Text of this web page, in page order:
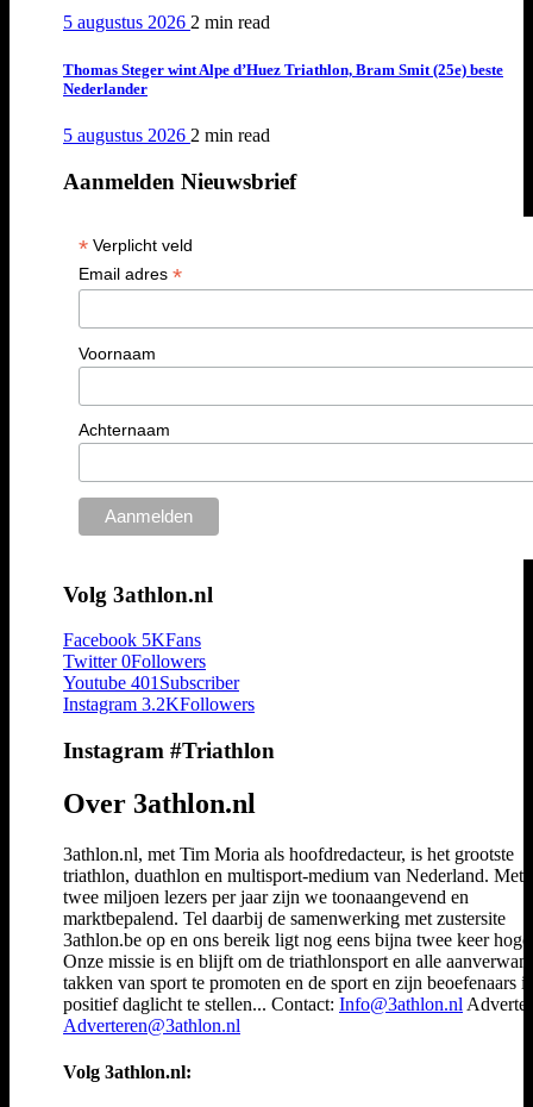
5 augustus 2026 2 min read
Thomas Steger wint Alpe d’Huez Triathlon, Bram Smit (25e) beste
Nederlander
5 augustus 2026 2 min read
Aanmelden Nieuwsbrief
*Verplicht veld
Email adres *
Voornaam
Achternaam
Volg 3athlon.nl
Facebook 5KFans
Twitter 0Followers
Youtube 401 Subscriber
Instagram 3.2KFollowers
Instagram #Triathlon
Over 3athlon.nl
3athlon.nl, met Tim Moria als hoofdredacteur, is het grootste
triathlon, duathlon en multisport-medium van Nederland. Met
twee miljoen lezers per jaar zijn we toonaangevend en
marktbepalend. Tel daarbij de samenwerking met zustersite
3athlon.be op en ons bereik ligt nog eens bijna twee keer
Onze missie is en blijft om de triathlonsport en alle
takken van sport te promoten en de sport en zijn beoefenaars
positief daglicht te stellen... Contact: Info@3athlon.nl
Adverteren@3athlon.nl
Volg 3athlon.nl: